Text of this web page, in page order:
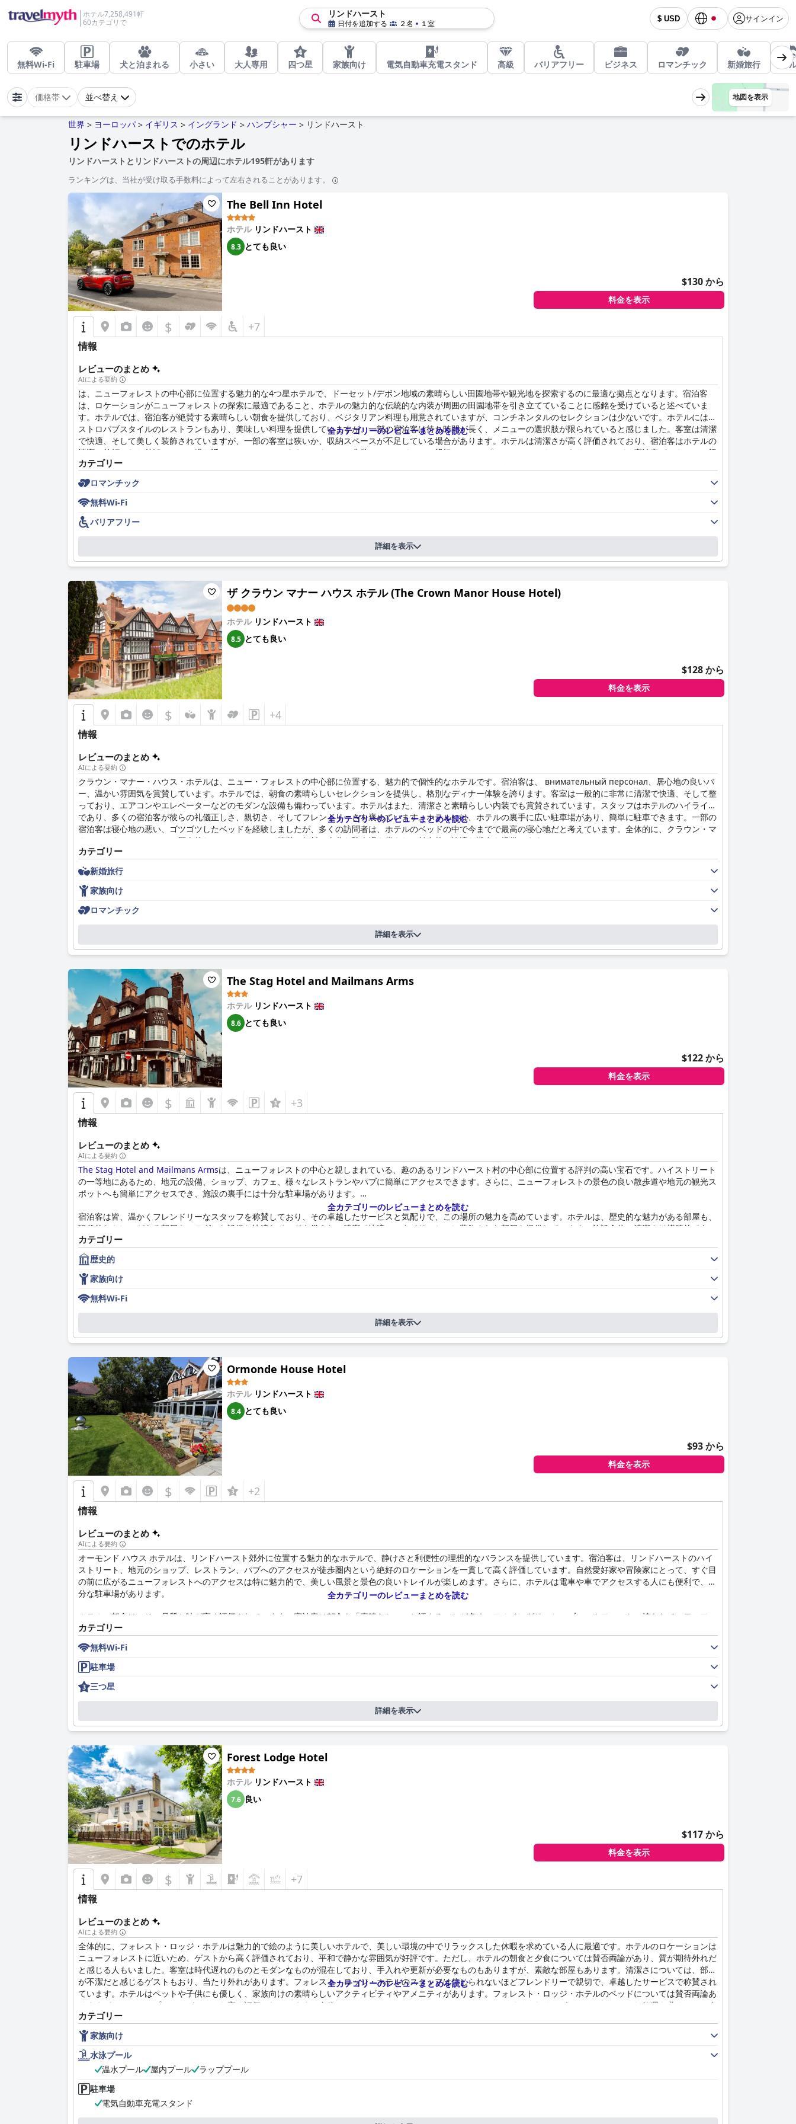
ホテル7,258,491軒
60カテゴリで
$ USD サインイン
リンドハースト
日付を追加する ２名 １室
無料Wi-Fi 駐車場 犬と泊まれる 小さい 大人専用 四つ星 家族向け 電気自動車充電スタンド 高級 バリアフリー ビジネス ロマンチック 新婚旅行 ゴ
価格帯 並べ替え 地図を表示
世界 > ヨーロッパ > イギリス > イングランド > ハンプシャー > リンドハースト
リンドハーストでのホテル
リンドハーストとリンドハーストの周辺にホテル195軒があります
ランキングは、当社が受け取る手数料によって左右されることがあります。
The Bell Inn Hotel
ホテル リンドハースト
8.3 とても良い
$130 から
料金を表示
$ +7
情報
レビューのまとめ
AIによる要約
は、ニューフォレストの中心部に位置する魅力的な4つ星ホテルで、ドーセット/デボン地域の素晴らしい田園地帯や観光地を探索するのに最適な拠点となります。宿泊客
は、ロケーションがニューフォレストの探索に最適であること、ホテルの魅力的な伝統的な内装が周囲の田園地帯を引き立てていることに感銘を受けていると述べていま
す。ホテルでは、宿泊客が絶賛する素晴らしい朝食を提供しており、ベジタリアン料理も用意されていますが、コンチネンタルのセレクションは少ないです。ホテルにはガ
ストロパブスタイルのレストランもあり、美味しい料理を提供していますが、一部の宿泊客は待ち時間が長く、メニューの選択肢が限られていると感じました。客室は清潔
で快適、そして美しく装飾されていますが、一部の客室は狭いか、収納スペースが不足している場合があります。ホテルは清潔さが高く評価されており、宿泊客はホテルの
清潔で整頓された外観について繰り返しコメントしています。スタッフは非常にフレンドリーで親切、そしてプロフェッショナルであり、ほとんどの宿泊客がスタッフの親
切さと気配りに感謝しています。ホテルはペット連れの旅行者にも最適で、おやつバッグやペットが走り回れる柵で囲まれた庭など、多くの犬に優しいアメニティを提供し
ていますが、いくつかの制限があります。ホテルのWi-Fi信号は不安定で弱いと報告されているため、強力で安定したインターネット接続が必要な場合は、それに応じて計
画を立てる必要があるかもしれません。ベッドの評価はまちまちで、非常に快適だと感じる宿泊客もいれば、マットレスや枕が不快だと報告する宿泊客もいます。全体的に
見て、 は、美しい環境の中で居心地が良く、整頓された滞在を求める人にとって素晴らしい選択肢です。
全カテゴリーのレビューまとめを読む
カテゴリー
ロマンチック
無料Wi-Fi
バリアフリー
詳細を表示
ザ クラウン マナー ハウス ホテル (The Crown Manor House Hotel)
ホテル リンドハースト
8.5 とても良い
$128 から
料金を表示
$ +4
情報
レビューのまとめ
AIによる要約
クラウン・マナー・ハウス・ホテルは、ニュー・フォレストの中心部に位置する、魅力的で個性的なホテルです。宿泊客は、 внимательный персонал、居心地の良いバ
ー、温かい雰囲気を賞賛しています。ホテルでは、朝食の素晴らしいセレクションを提供し、格別なディナー体験を誇ります。客室は一般的に非常に清潔で快適、そして整
っており、エアコンやエレベーターなどのモダンな設備も備わっています。ホテルはまた、清潔さと素晴らしい内装でも賞賛されています。スタッフはホテルのハイライト
であり、多くの宿泊客が彼らの礼儀正しさ、親切さ、そしてフレンドリーさを褒めています。ホテルには、ホテルの裏手に広い駐車場があり、簡単に駐車できます。一部の
宿泊客は寝心地の悪い、ゴツゴツしたベッドを経験しましたが、多くの訪問者は、ホテルのベッドの中で今までで最高の寝心地だと考えています。全体的に、クラウン・マ
ナー・ハウス・ホテルは、歴史的なロケーションで、簡単で無料で十分な駐車場を備えた、魅力的で快適な滞在を提供します。
全カテゴリーのレビューまとめを読む
カテゴリー
新婚旅行
家族向け
ロマンチック
詳細を表示
The Stag Hotel and Mailmans Arms
ホテル リンドハースト
8.6 とても良い
$122 から
料金を表示
$ +3
情報
レビューのまとめ
AIによる要約
The Stag Hotel and Mailmans Armsは、ニューフォレストの中心と親しまれている、趣のあるリンドハースト村の中心部に位置する評判の高い宝石です。ハイストリート
の一等地にあるため、地元の設備、ショップ、カフェ、様々なレストランやパブに簡単にアクセスできます。さらに、ニューフォレストの景色の良い散歩道や地元の観光ス
ポットへも簡単にアクセスでき、施設の裏手には十分な駐車場があります。
宿泊客は皆、温かくフレンドリーなスタッフを称賛しており、その卓越したサービスと気配りで、この場所の魅力を高めています。ホテルは、歴史的な魅力がある部屋も、
現代的なセンスがある部屋も、モダンな設備と快適なベッドを備えた、清潔で快適、スタイリッシュに装飾された部屋を提供しています。施設全体の清潔さは模範的であ
り、宿泊客から一貫して評価されています。
The Stagの朝食は、新鮮な地元の食材を使用し、様々な好みに合わせた豊富な選択肢があり、素晴らしい評価を受けています。見た目も美しく美味しい朝食は、フレンド
リーで効率的なサービスとともに、宿泊客が一日を快適に過ごせるようにしてくれます。食事は夕食にも及び、ステーキやハンバーガーなどの傑出した料理があり、素晴ら
しい、最高の、美味しいと表現されています。レストランは、スタイリッシュで楽しい雰囲気を維持しており、豊富な量とコストパフォーマンスの良さで補完されていま
す。
ホテルの無料WiFiは信頼性が高く、十分に機能しており、宿泊客は常に接続を維持できます。専用駐車場やセキュリティ付きのスペースを含む駐車場施設も、その利便性と
アクセスしやすさが評価されています。さらに、The Stagは特に家族連れに優しく、子供とペットの両方にとって歓迎的な雰囲気を提供しています。犬の飼い主は、犬同
伴可能な部屋と犬の仲間への温かい歓迎という、親切な姿勢に特に感謝しています。
全体として、The Stag Hotel and Mailmans Armsは、絵のように美しい環境の中で、利便性、快適性、アクセスのしやすさを兼ね備えた、思い出に残る快適な滞在を求め
る旅行者にとって理想的な選択肢です。
全カテゴリーのレビューまとめを読む
カテゴリー
歴史的
家族向け
無料Wi-Fi
詳細を表示
Ormonde House Hotel
ホテル リンドハースト
8.4 とても良い
$93 から
料金を表示
$ +2
情報
レビューのまとめ
AIによる要約
オーモンド ハウス ホテルは、リンドハースト郊外に位置する魅力的なホテルで、静けさと利便性の理想的なバランスを提供しています。宿泊客は、リンドハーストのハイ
ストリート、地元のショップ、レストラン、パブへのアクセスが徒歩圏内という絶好のロケーションを一貫して高く評価しています。自然愛好家や冒険家にとって、すぐ目
の前に広がるニューフォレストへのアクセスは特に魅力的で、美しい風景と景色の良いトレイルが楽しめます。さらに、ホテルは電車や車でアクセスする人にも便利で、十
分な駐車場があります。
ホテルの朝食は、その品質と味が高く評価されています。宿泊客は朝食を「素晴らしい」と評することが多く、フルイングリッシュブレックファスト、焼きたてのワッフ
ル、おいしいネパールカレーは特に好評です。事前注文システムは効率的で、温かい食事がすぐに提供され、スタッフはフレンドリーで親切です。一部の宿泊客は、もっと
種類が豊富だと良いと希望していますが、全体的な朝食体験は満足度が高く、高く評価されています。
オーモンド ハウス ホテルでの夕食も、もう一つのハイライトです。ネパール料理、特にグルカカレーは、その風味と本格的な味わいが際立って評価されています。食事は
居心地の良いコンサバトリースタイルのダイニングルームで提供され、快適な雰囲気を作り出しています。メニューが限られていて変化がないという意見もありますが、料
理の品質と調理法は一貫して宿泊客を感銘させ、高級レストランでの食事体験に匹敵すると評されることもあります。
ホテルの客室は、一般的に広さ、清潔さ、快適さで賞賛されています。宿泊客は、モダンでセンスの良い内装と、設備の整ったアメニティを高く評価しています。一部の客
室は狭い、または温度の問題があるという意見もありますが、ほとんどのレビューは肯定的で、手入れが行き届いていて清潔な宿泊施設だと述べています。
ホテルの清潔さは際立った特徴で、ほとんどの宿泊客が施設全体で維持されている高い基準を強調しています。軽微な清潔さの問題が発生する場合もありますが、通常、フ
レンドリーで親切、そして注意深いと一貫して評価されているスタッフが迅速に対応します。
オーモンド ハウス ホテルは、犬に対するホスピタリティにも優れており、指定されたエリアや、水入れ、犬用洗い場などの気の利いたアメニティを備えた、真に犬に優し
い環境を提供しています。ニューフォレストに近いホテルのロケーションは、ペット連れで歓迎してくれる滞在先を探している犬の飼い主に最適です。
Wi-Fiに関しては賛否両論があり、接続が不安定だと感じる宿泊客もいますが、一般的にサービスは十分であると考えられています。ベッドについては意見が分かれてお
り、快適で居心地が良いと感じる宿泊客が多い一方で、マットレスの快適さや、軋むフレームからの騒音の問題を指摘する人もいます。
全体として、オーモンド ハウス ホテルは、コストパフォーマンスの良い確かなスリースター体験を提供しています。ホテルには老朽化している部分もありますが、ほとん
どの宿泊客はその滞在に満足しており、手頃な価格、フレンドリーなサービス、特にペットオーナー向けの充実したアメニティを高く評価しています。ニューフォレストの
中心部で、予算に優しく、快適な宿泊施設を探している人には、非常におすすめのホテルです。
全カテゴリーのレビューまとめを読む
カテゴリー
無料Wi-Fi
駐車場
三つ星
詳細を表示
Forest Lodge Hotel
ホテル リンドハースト
7.6 良い
$117 から
料金を表示
$ +7
情報
レビューのまとめ
AIによる要約
全体的に、フォレスト・ロッジ・ホテルは魅力的で絵のように美しいホテルで、美しい環境の中でリラックスした休暇を求めている人に最適です。ホテルのロケーションは
ニューフォレストに近いため、ゲストから高く評価されており、平和で静かな雰囲気が好評です。ただし、ホテルの朝食と夕食については賛否両論があり、質が期待外れだ
と感じる人もいました。客室は時代遅れのものとモダンなものが混在しており、手入れや更新が必要なものもありますが、素敵な部屋もあります。清潔さについては、部屋
が不潔だと感じるゲストもおり、当たり外れがあります。フォレスト・ロッジ・ホテルのスタッフは信じられないほどフレンドリーで親切で、卓越したサービスで称賛され
ています。ホテルはペットや子供にも優しく、家族向けの素晴らしいアクティビティやアメニティがあります。フォレスト・ロッジ・ホテルのベッドについては賛否両論あ
りますが、ホテルのプールはゲストから高く評価されています。全体として、フォレスト・ロッジ・ホテルはフレンドリーなサービスでリラックスした休暇を求めている人
にとって素晴らしい選択肢です。
全カテゴリーのレビューまとめを読む
カテゴリー
家族向け
水泳プール
温水プール
屋内プール
ラッププール
駐車場
電気自動車充電スタンド